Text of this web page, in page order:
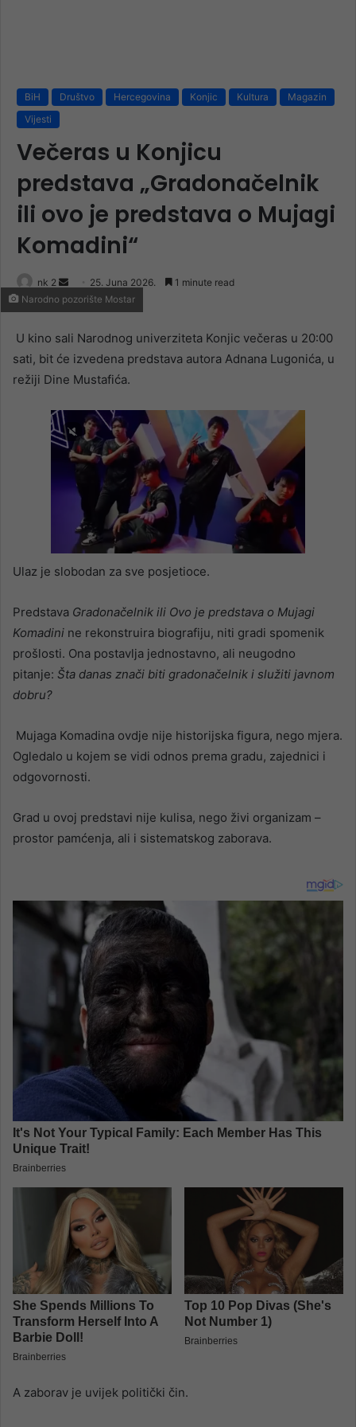
BiH Društvo Hercegovina Konjic Kultura
Magazin
Vijesti
Večeras u Konjicu
predstava „Gradonačelnik
ili ovo je predstava o Mujagi
Komadini“
nk 2
Send
an
25. Juna 2026. 1 minute read
Narodno pozorište Mostar
U kino sali Narodnog univerziteta Konjic večeras u 20:00
sati, bit će izvedena predstava autora Adnana Lugonića, u
režiji Dine Mustafića.
Ulaz je slobodan za sve posjetioce.
Predstava Gradonačelnik ili Ovo je predstava o Mujagi
Komadini ne rekonstruira biografiju, niti gradi spomenik
prošlosti. Ona postavlja jednostavno, ali neugodno
pitanje: Šta danas znači biti gradonačelnik i služiti javnom
dobru?
Mujaga Komadina ovdje nije historijska figura, nego mjera.
Ogledalo u kojem se vidi odnos prema gradu, zajednici i
odgovornosti.
Grad u ovoj predstavi nije kulisa, nego živi organizam –
prostor pamćenja, ali i sistematskog zaborava.
A zaborav je uvijek politički čin.